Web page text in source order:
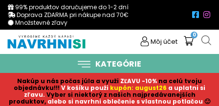
99% produktov doručujeme do 1-2 dní
Doprava ZDARMA pri nákupe nad 70€
Množstevné zľavy
Môj účet
0
KATEGÓRIE
Nakúp u nás počas júla a využi ZĽAVU -10% na celú tvoju
objednávku!!! V košíku použi kupón: august26 a uplatni si
zľavu. Vyber si niektorý z našich najpredávanejších
produktov, alebo si navrhni oblečenie s vlastnou potlačou 🙂